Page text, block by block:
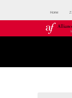
Home